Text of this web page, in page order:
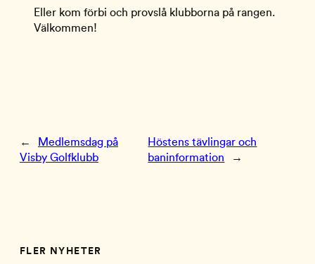
Eller kom förbi och provslå klubborna på rangen.
Välkommen!
←
Medlemsdag på
Visby Golfklubb
Höstens tävlingar och
baninformation
→
FLER NYHETER